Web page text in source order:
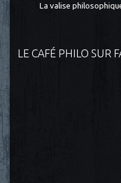
La valise
LE CAFÉ PHILO SUR